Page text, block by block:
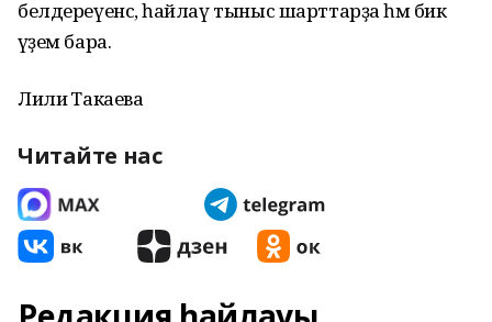
белдереүенсә, һайлаү тыныс шарттарҙа һәм бик
әүҙем бара.
Лилиә Такаева
Читайте нас